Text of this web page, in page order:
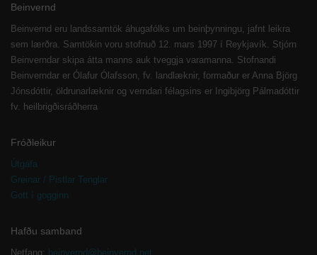
Beinvernd
Beinvernd eru landssamtök áhugafólks um beinþynningu, jafnt leikra
sem lærðra. Samtökin voru stofnuð 12. mars 1997 í Reykjavík. Stjórn
Beinverndar skipa átta manns auk tveggja varamanna. Stofnandi
Beinverndar er Ólafur Ólafsson, fv. landlæknir, formaður er Anna Björg
Jónsdóttir, öldrunarlæknir og verndari félagsins er Ingibjörg Pálmadóttir
fv. heilbrigðisráðherra
Fróðleikur
Útgáfa
Greinar / Pistlar Tenglar
Gott í gogginn
Hafðu samband
Netfang: beinvernd@beinvernd.net